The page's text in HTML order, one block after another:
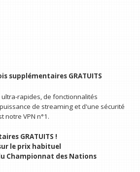
supplémentaires GRATUITS
rapides, de fonctionnalités
de streaming et d'une sécurité
notre VPN n°1.
GRATUITS !
le prix habituel
Championnat des Nations